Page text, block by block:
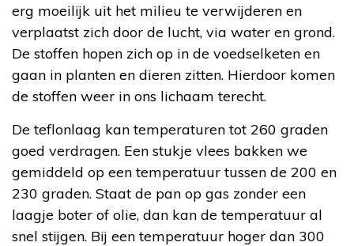
erg moeilijk uit het milieu te verwijderen en
verplaatst zich door de lucht, via water en grond.
De stoffen hopen zich op in de voedselketen en
gaan in planten en dieren zitten. Hierdoor komen
de stoffen weer in ons lichaam terecht.
De teflonlaag kan temperaturen tot 260 graden
goed verdragen. Een stukje vlees bakken we
gemiddeld op een temperatuur tussen de 200 en
230 graden. Staat de pan op gas zonder een
laagje boter of olie, dan kan de temperatuur al
snel stijgen. Bij een temperatuur hoger dan 300